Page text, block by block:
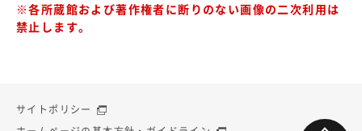
※各所蔵館および著作権者に断りのない画像の二次利用は
禁止します。
サイトポリシー